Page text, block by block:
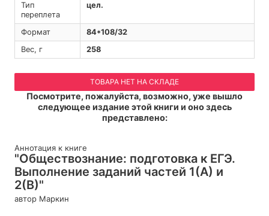
Тип
переплета
цел.
Формат
84*108/32
Вес, г
258
ТОВАРА НЕТ НА СКЛАДЕ
Посмотрите, пожалуйста, возможно, уже вышло
следующее издание этой книги и оно здесь
представлено:
Аннотация к книге
"Обществознание: подготовка к ЕГЭ.
Выполнение заданий частей 1(А) и
2(В)"
автор Маркин